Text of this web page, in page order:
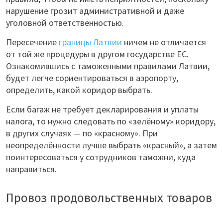
нарушение грозит административной и даже
уголовной ответственностью.
Пересечение границы Латвии ничем не отличается
от той же процедуры в другом государстве ЕС.
Ознакомившись с таможенными правилами Латвии,
будет легче сориентироваться в аэропорту,
определить, какой коридор выбрать.
Если багаж не требует декларирования и уплаты
налога, то нужно следовать по «зелёному» коридору,
в других случаях — по «красному». При
неопределённости лучше выбрать «красный», а затем
поинтересоваться у сотрудников таможни, куда
направиться.
Провоз продовольственных товаров